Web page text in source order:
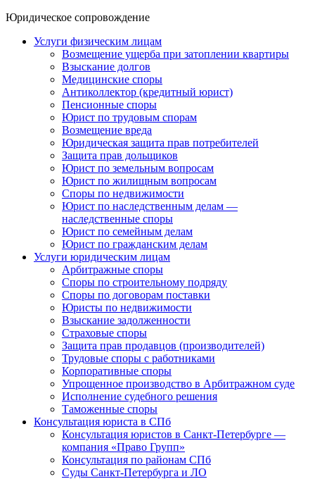
Юридическое сопровождение
Услуги физическим лицам
Возмещение ущерба при затоплении квартиры
Взыскание долгов
Медицинские споры
Антиколлектор (кредитный юрист)
Пенсионные споры
Юрист по трудовым спорам
Возмещение вреда
Юридическая защита прав потребителей
Защита прав дольщиков
Юрист по земельным вопросам
Юрист по жилищным вопросам
Споры по недвижимости
Юрист по наследственным делам —
наследственные споры
Юрист по семейным делам
Юрист по гражданским делам
Услуги юридическим лицам
Арбитражные споры
Споры по строительному подряду
Споры по договорам поставки
Юристы по недвижимости
Взыскание задолженности
Страховые споры
Защита прав продавцов (производителей)
Трудовые споры с работниками
Корпоративные споры
Упрощенное производство в Арбитражном суде
Исполнение судебного решения
Таможенные споры
Консультация юриста в СПб
Консультация юристов в Санкт-Петербурге —
компания «Право Групп»
Консультация по районам СПб
Суды Санкт-Петербурга и ЛО